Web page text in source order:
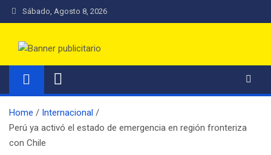
Sábado, Agosto 8, 2026
Radio Los Muermos FM
Una Radio con Nombre de Ciudad
Home
Internacional
Perú ya activó el estado de emergencia en región fronteriza
con Chile